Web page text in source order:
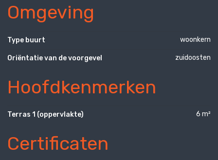
Omgeving
Type buurt woonkern
Oriëntatie van de voorgevel zuidoosten
Hoofdkenmerken
Terras 1 (oppervlakte) 6 m²
Certificaten